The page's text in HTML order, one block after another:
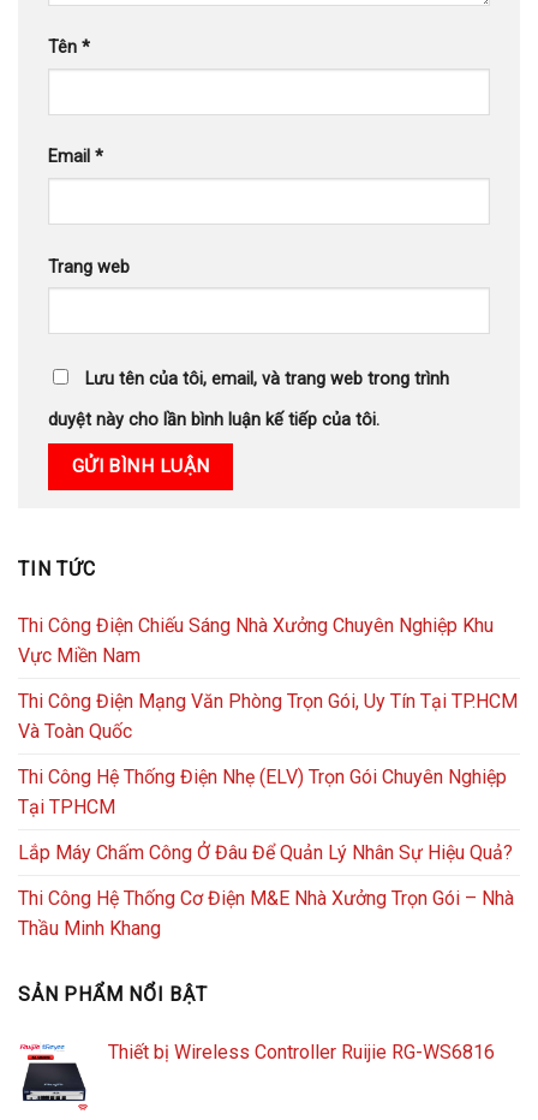
Tên *
Email *
Trang web
Lưu tên của tôi, email, và trang web trong trình
duyệt này cho lần bình luận kế tiếp của tôi.
TIN TỨC
Thi Công Điện Chiếu Sáng Nhà Xưởng Chuyên Nghiệp Khu
Vực Miền Nam
Thi Công Điện Mạng Văn Phòng Trọn Gói, Uy Tín Tại TP.HCM
Và Toàn Quốc
Thi Công Hệ Thống Điện Nhẹ (ELV) Trọn Gói Chuyên Nghiệp
Tại TPHCM
Lắp Máy Chấm Công Ở Đâu Để Quản Lý Nhân Sự Hiệu Quả?
Thi Công Hệ Thống Cơ Điện M&E Nhà Xưởng Trọn Gói – Nhà
Thầu Minh Khang
SẢN PHẨM NỔI BẬT
Thiết bị Wireless Controller Ruijie RG-WS6816